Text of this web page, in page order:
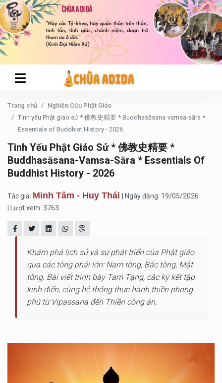
Trang chủ
Nghiên Cứu Phật Giáo
Tinh yếu Phật giáo sử * 佛教史精要 * Buddhasāsana-vamsa-sāra *
Essentials of Buddhist History - 2026
Tinh Yếu Phật Giáo Sử * 佛教史精要 *
Buddhasāsana-Vamsa-Sāra * Essentials Of
Buddhist History - 2026
Tác giả: Minh Tâm - Huy Thái
| Ngày đăng: 19/05/2026
| Lượt xem: 3763
Khám phá lịch sử và sự phát triển của Phật giáo
qua các tông phái lớn: Nam tông, Bắc tông, Mật
tông. Bài viết trình bày Tam Tạng, các kỳ kết tập
kinh điển, cùng hệ thống thực hành thiền phong
phú từ Vipassana đến Thiền công án.